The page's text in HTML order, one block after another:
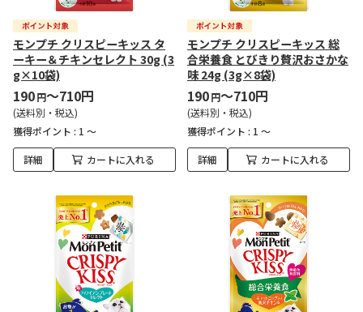
モンプチ クリスピーキッス タ
ーキー＆チキンセレクト 30g (3
g×10袋)
190円～710円
(送料別・税込)
獲得ポイント : 1 ～
詳細 カートに入れる
モンプチ クリスピーキッス 総
合栄養食 とびきり贅沢おさかな
味 24g (3g×8袋)
190円～710円
(送料別・税込)
獲得ポイント : 1 ～
詳細 カートに入れる